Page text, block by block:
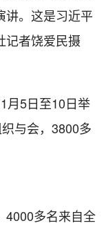
讲。这是习近平
记者饶爱民摄
5日至10日举
与会，3800多
多名来自全